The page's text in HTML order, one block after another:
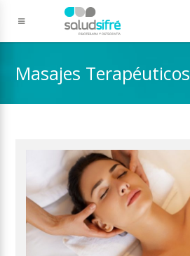
Masajes Terapéuticos